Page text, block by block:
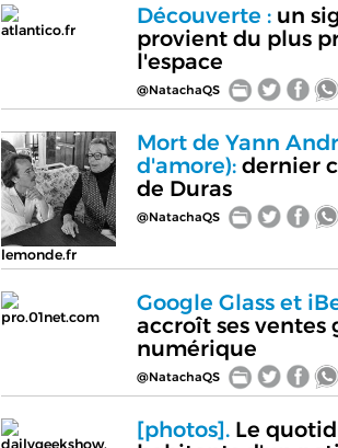
atlantico.fr
Découverte :un
provient du plus
l'espace
@NatachaQS
lemonde.fr
Mort de Yann
d'amore):dernier
de Duras
@NatachaQS
pro.01net.com
Google Glass et
accroît ses ventes
numérique
@NatachaQS
dailygeekshow.
[photos].Le